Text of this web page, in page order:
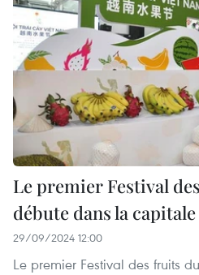
Le premier Festival
débute dans la
29/09/2024 12:00
Le premier Festival des fruits